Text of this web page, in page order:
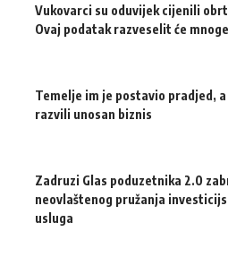
Vukovarci su oduvijek cijenili
Ovaj podatak razveselit će mnoge
Temelje im je postavio pradjed, a
razvili unosan biznis
Zadruzi Glas poduzetnika 2.0
neovlaštenog pružanja
usluga